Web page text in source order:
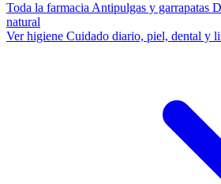
Toda la farmacia Antipulgas y garrapatas
natural
Ver higiene Cuidado diario, piel, dental y